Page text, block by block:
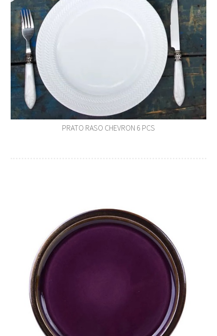
PRATO RASO CHEVRON 6 PCS